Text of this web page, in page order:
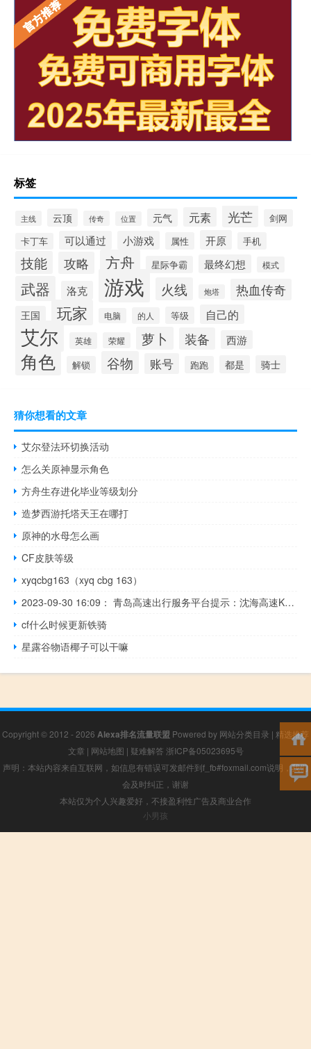
标签
主线 云顶 传奇 位置 元气 元素 光芒 剑网
卡丁车 可以通过 小游戏 属性 开原 手机
技能 攻略 方舟 星际争霸 最终幻想 模式
武器 洛克 游戏 火线 炮塔 热血传奇
王国 玩家 电脑 的人 等级 自己的
艾尔 英雄 荣耀 萝卜 装备 西游
角色 解锁 谷物 账号 跑跑 都是 骑士
猜你想看的文章
艾尔登法环切换活动
怎么关原神显示角色
方舟生存进化毕业等级划分
造梦西游托塔天王在哪打
原神的水母怎么画
CF皮肤等级
xyqcbg163（xyq cbg 163）
2023-09-30 16:09： 青岛高速出行服务平台提示：沈海高速K535烟台方向发生交通事故，请司乘人员谨慎驾驶，注意避让。​​​
cf什么时候更新铁骑
星露谷物语椰子可以干嘛
Copyright © 2012 - 2026 Alexa排名流量联盟 Powered by 网站分类目录 | 精选推荐
文章 | 网站地图 | 疑难解答 浙ICP备05023695号
声明：本站内容来自互联网，如信息有错误可发邮件到f_fb#foxmail.com说明，我们
会及时纠正，谢谢
本站仅为个人兴趣爱好，不接盈利性广告及商业合作
小男孩